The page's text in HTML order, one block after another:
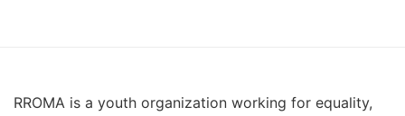
RROMA is a youth organization working for equality,